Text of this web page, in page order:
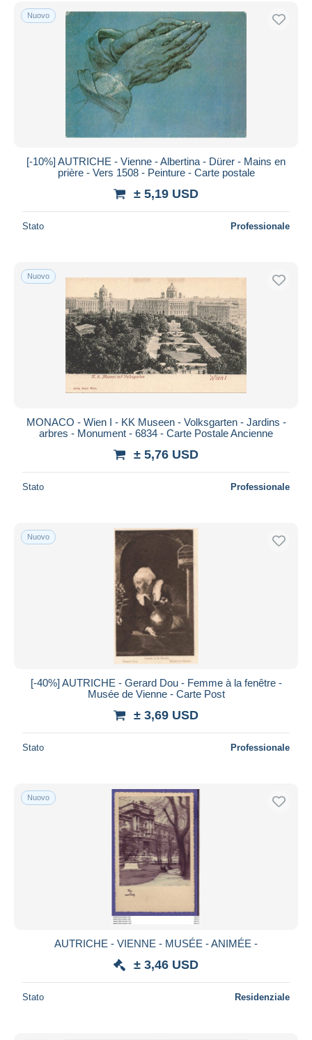
Spedizione gratuita
Metodi di pagamento
PayPal
Bonifico bancario
Visa
Mastercard
Bancontact
Maestro
Residenza del venditore
Aggiorna
Nuovo
[-10%] AUTRICHE - Vienne - Albertina - Dürer - Mains en
prière - Vers 1508 - Peinture - Carte postale
± 5,19 USD
Stato Professionale
Nuovo
MONACO - Wien I - KK Museen - Volksgarten - Jardins -
arbres - Monument - 6834 - Carte Postale Ancienne
± 5,76 USD
Stato Professionale
Nuovo
[-40%] AUTRICHE - Gerard Dou - Femme à la fenêtre -
Musée de Vienne - Carte Post
± 3,69 USD
Stato Professionale
Nuovo
AUTRICHE - VIENNE - MUSÉE - ANIMÉE -
± 3,46 USD
Stato Residenziale